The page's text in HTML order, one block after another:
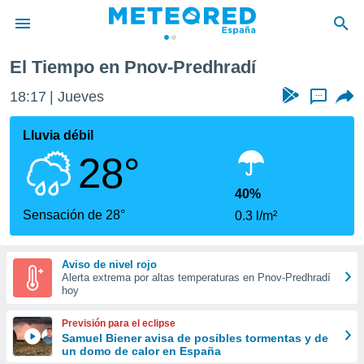
de
por
se
calidad.
a este
las
y
forma
digital
basada
El Tiempo en Pnov-Predhradí
18:17 Jueves ...
Lluvia débil
28°
Sensación de 28°
40%
0.3 l/m²
Aviso de nivel rojo
Alerta extrema por altas temperaturas en Pnov-Predhradí
hoy
Previsión para el eclipse
Samuel Biener avisa de posibles tormentas y de
un domo de calor en España